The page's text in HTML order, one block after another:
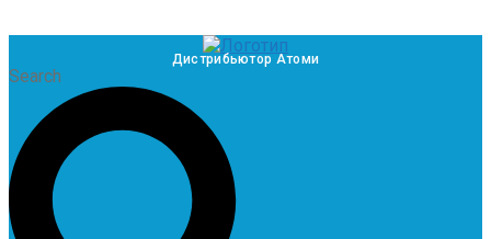
Дистрибьютор Атоми
Search